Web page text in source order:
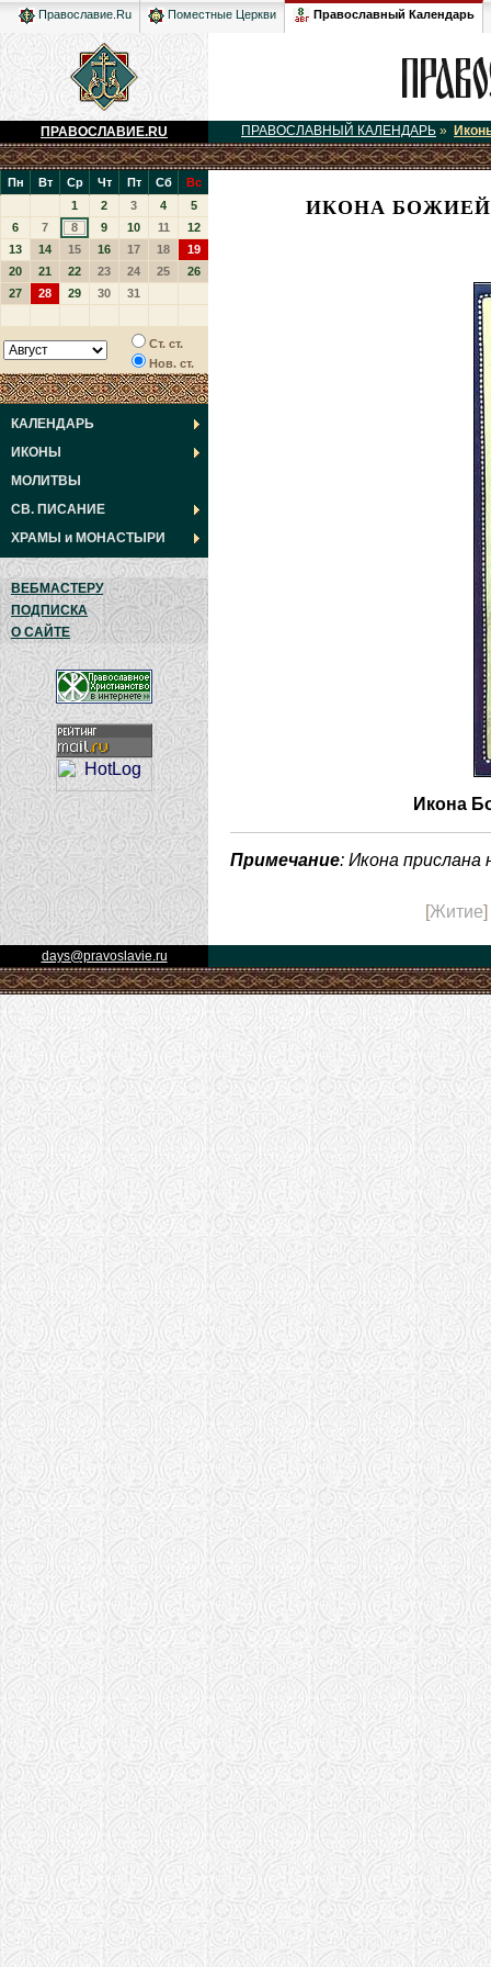
Православие.Ru Поместные Церкви Православный Календарь
ПРАВОСЛАВИЕ.RU ПРАВОСЛАВНЫЙ КАЛЕНДАРЬ »
Пн Вт Ср Чт Пт Сб
Вс
1
2 3 4
5
6
7 8 9 10 11
12
13
14 15 16 17 18
19
20
21 22 23 24 25
26
27
28 29 30 31
Ст. ст.
Нов. ст.
КАЛЕНДАРЬ
ИКОНЫ
МОЛИТВЫ
СВ. ПИСАНИЕ
ХРАМЫ и МОНАСТЫРИ
ВЕБМАСТЕРУ
ПОДПИСКА
О САЙТЕ
ИКОНА
Икона
Примечание: Икона
[Житие
days@pravoslavie.ru